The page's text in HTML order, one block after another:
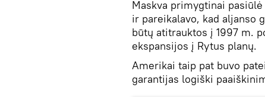
Maskva primygtinai
ir pareikalavo, kad aljanso
būtų atitrauktos į 1997 m.
ekspansijos į Rytus planų.
Amerikai taip pat buvo
garantijas logiški